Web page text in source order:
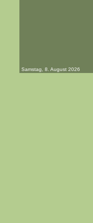
Samstag, 8. August 2026